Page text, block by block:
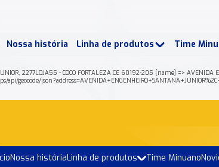
Nossa história Linha de produtos Time
2277LOJA55 - COCO FORTALEZA CE 60192-205 [name] =>
geocode/
Nossa históriaLinha de produtos Time Minuano